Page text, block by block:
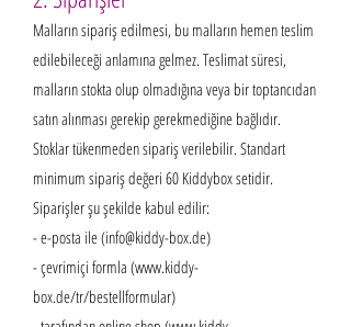
Malların sipariş edilmesi, bu malların hemen teslim
edilebileceği anlamına gelmez. Teslimat süresi,
malların stokta olup olmadığına veya bir toptancıdan
satın alınması gerekip gerekmediğine bağlıdır.
Stoklar tükenmeden sipariş verilebilir. Standart
minimum sipariş değeri 60 Kiddybox setidir.
Siparişler şu şekilde kabul edilir:
- e-posta ile (info@kiddy-box.de)
- çevrimiçi formla (www.kiddy-
box.de/tr/bestellformular)